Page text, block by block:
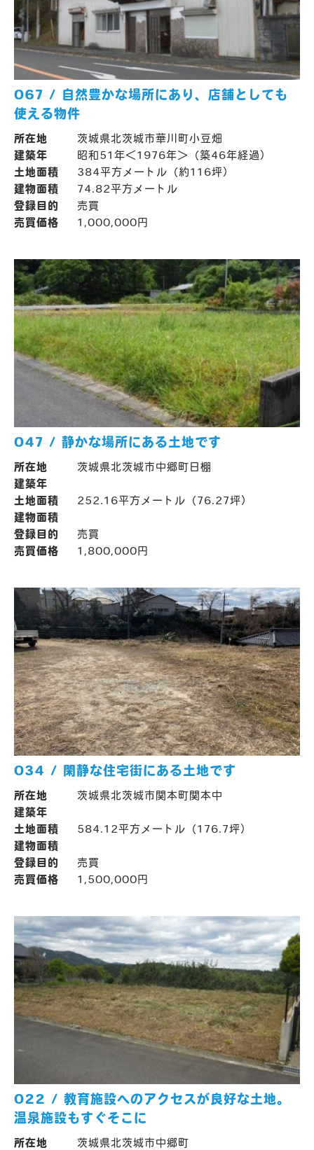
067 / 自然豊かな場所にあり、店舗としても
使える物件
所在地
茨城県北茨城市華川町小豆畑
建築年
昭和51年＜1976年＞（築46年経過）
土地面積
384平方メートル（約116坪）
建物面積
74.82平方メートル
登録目的
売買
売買価格
1,000,000円
047 / 静かな場所にある土地です
所在地
茨城県北茨城市中郷町日棚
建築年
土地面積
252.16平方メートル（76.27坪）
建物面積
登録目的
売買
売買価格
1,800,000円
034 / 閑静な住宅街にある土地です
所在地
茨城県北茨城市関本町関本中
建築年
土地面積
584.12平方メートル（176.7坪）
建物面積
登録目的
売買
売買価格
1,500,000円
022 / 教育施設へのアクセスが良好な土地。
温泉施設もすぐそこに
所在地 茨城県北茨城市中郷町